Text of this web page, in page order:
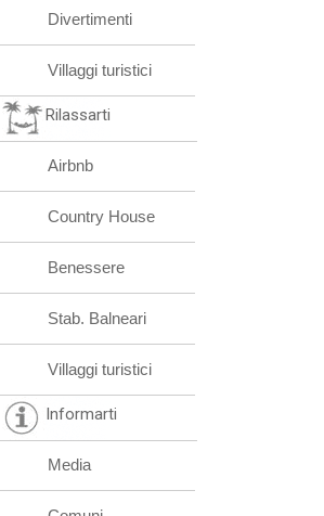
Divertimenti
Villaggi turistici
Rilassarti
Airbnb
Country House
Benessere
Stab. Balneari
Villaggi turistici
Informarti
Media